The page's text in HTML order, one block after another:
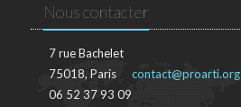
Nous contacter
7 rue Bachelet
75018, Paris
06 52 37 93 09
contact@proarti.org